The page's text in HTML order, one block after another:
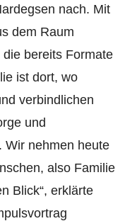
nach. Mit
dem Raum
bereits Formate
ist dort, wo
verbindlichen
und
Wir nehmen heute
also Familie
Blick“, erklärte